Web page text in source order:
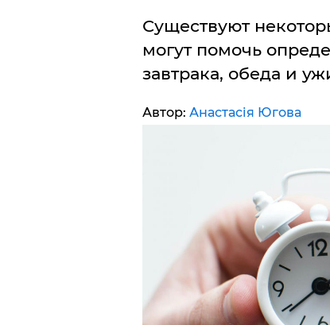
Существуют
могут помочь
завтрака, обеда и
Автор: Анастасія Югова